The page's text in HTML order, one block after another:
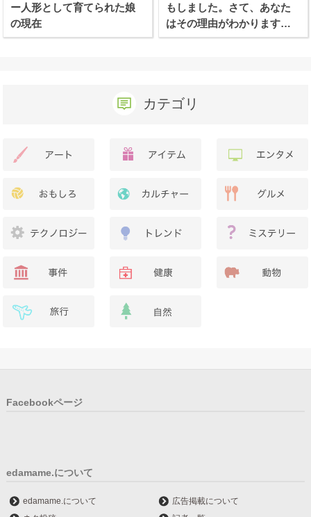
ー人形として育てられた娘
の現在
もしました。さて、あなた
はその理由がわかります
か？
カテゴリ
Facebookページ
edamame.について
edamame.について
広告掲載について